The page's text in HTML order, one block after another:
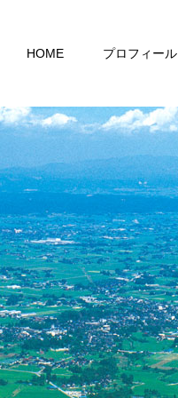
HOME プロフィール